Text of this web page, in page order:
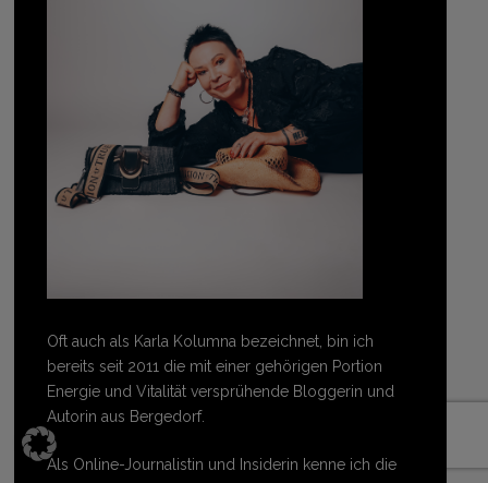
Oft auch als Karla Kolumna bezeichnet, bin ich
bereits seit 2011 die mit einer gehörigen Portion
Energie und Vitalität versprühende Bloggerin und
Autorin aus Bergedorf.
Als Online-Journalistin und Insiderin kenne ich die